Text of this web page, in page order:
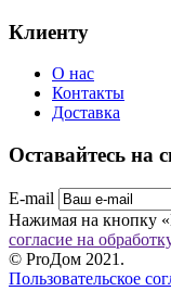
Клиенту
О нас
Контакты
Доставка
Оставайтесь на
E-mail
Нажимая на кнопку
согласие на
© ProДом 2021.
Пользовательское